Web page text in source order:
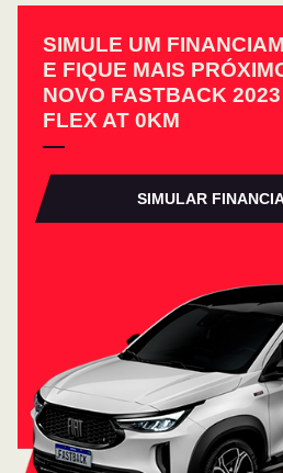
SIMULE UM
E FIQUE MAIS
NOVO FASTBACK
FLEX AT 0KM
SIMULAR